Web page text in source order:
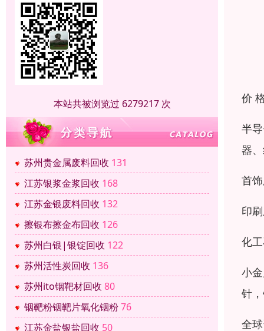
本站共被浏览过 6279217 次
苏州贵金属废料回收 131
江苏银浆金浆回收 168
江苏金银废料回收 132
擦银布擦金布回收 126
苏州白银|银锭回收 122
苏州活性炭回收 136
苏州ito铟靶材回收 80
铟靶粉铟靶片氧化铟粉76
江苏金盐银盐回收 50
价
半
器
首
印
化
小
针
全